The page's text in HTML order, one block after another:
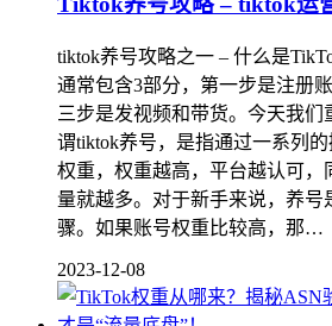
tiktok养号攻略之一 – 什么是
通常包含3部分，第一步是注册
三步是发视频和带货。今天我
谓tiktok养号，是指通过一系列
权重，权重越高，平台越认可，
量就越多。对于新手来说，养号
骤。如果账号权重比较高，那…
2023-12-08